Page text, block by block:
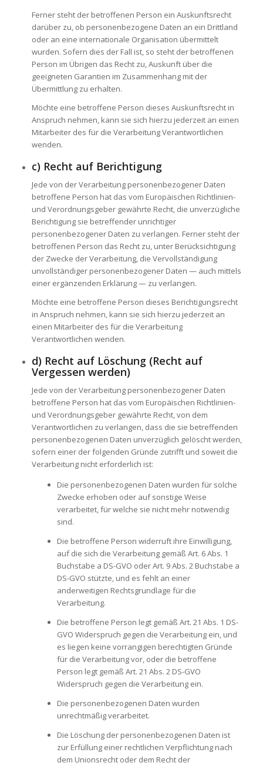
Ferner steht der betroffenen Person ein Auskunftsrecht
darüber zu, ob personenbezogene Daten an ein Drittland
oder an eine internationale Organisation übermittelt
wurden. Sofern dies der Fall ist, so steht der betroffenen
Person im Übrigen das Recht zu, Auskunft über die
geeigneten Garantien im Zusammenhang mit der
Übermittlung zu erhalten.
Möchte eine betroffene Person dieses Auskunftsrecht in
Anspruch nehmen, kann sie sich hierzu jederzeit an einen
Mitarbeiter des für die Verarbeitung Verantwortlichen
wenden.
c) Recht auf Berichtigung
Jede von der Verarbeitung personenbezogener Daten
betroffene Person hat das vom Europäischen Richtlinien-
und Verordnungsgeber gewährte Recht, die unverzügliche
Berichtigung sie betreffender unrichtiger
personenbezogener Daten zu verlangen. Ferner steht der
betroffenen Person das Recht zu, unter Berücksichtigung
der Zwecke der Verarbeitung, die Vervollständigung
unvollständiger personenbezogener Daten — auch mittels
einer ergänzenden Erklärung — zu verlangen.
Möchte eine betroffene Person dieses Berichtigungsrecht
in Anspruch nehmen, kann sie sich hierzu jederzeit an
einen Mitarbeiter des für die Verarbeitung
Verantwortlichen wenden.
d) Recht auf Löschung (Recht auf
Vergessen werden)
Jede von der Verarbeitung personenbezogener Daten
betroffene Person hat das vom Europäischen Richtlinien-
und Verordnungsgeber gewährte Recht, von dem
Verantwortlichen zu verlangen, dass die sie betreffenden
personenbezogenen Daten unverzüglich gelöscht werden,
sofern einer der folgenden Gründe zutrifft und soweit die
Verarbeitung nicht erforderlich ist:
Die personenbezogenen Daten wurden für solche
Zwecke erhoben oder auf sonstige Weise
verarbeitet, für welche sie nicht mehr notwendig
sind.
Die betroffene Person widerruft ihre Einwilligung,
auf die sich die Verarbeitung gemäß Art. 6 Abs. 1
Buchstabe a DS-GVO oder Art. 9 Abs. 2 Buchstabe a
DS-GVO stützte, und es fehlt an einer
anderweitigen Rechtsgrundlage für die
Verarbeitung.
Die betroffene Person legt gemäß Art. 21 Abs. 1 DS-
GVO Widerspruch gegen die Verarbeitung ein, und
es liegen keine vorrangigen berechtigten Gründe
für die Verarbeitung vor, oder die betroffene
Person legt gemäß Art. 21 Abs. 2 DS-GVO
Widerspruch gegen die Verarbeitung ein.
Die personenbezogenen Daten wurden
unrechtmäßig verarbeitet.
Die Löschung der personenbezogenen Daten ist
zur Erfüllung einer rechtlichen Verpflichtung nach
dem Unionsrecht oder dem Recht der